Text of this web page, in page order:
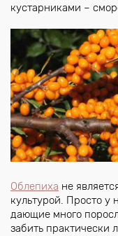
кустарниками –
Облепиха не
культурой. Просто
дающие много
забить практически